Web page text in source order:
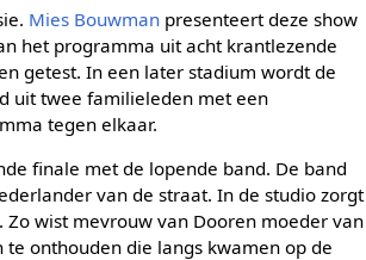
Mies Bouwman presenteert deze show
het programma uit acht krantlezende
getest. In een later stadium wordt de
uit twee familieleden met een
tegen elkaar.
finale met de lopende band. De band
van de straat. In de studio zorgt
wist mevrouw van Dooren moeder van
onthouden die langs kwamen op de